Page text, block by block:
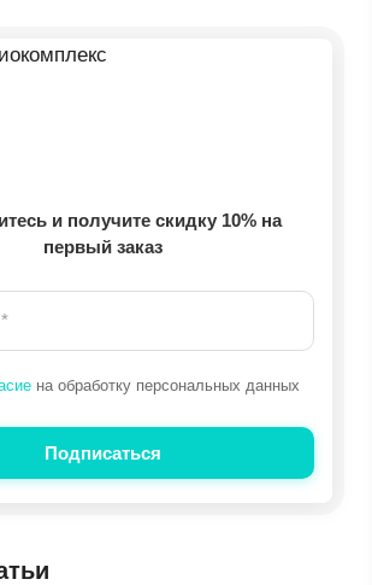
и получите скидку 10% на
первый заказ
на обработку персональных данных
Подписаться